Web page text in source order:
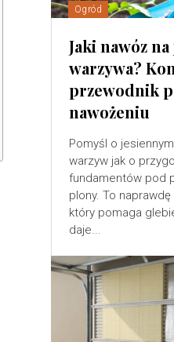
Ogród
Jaki nawóz
warzywa?
przewodnik
nawożeniu
Pomyśl o
warzyw jak o
fundamentów pod
plony. To
który pomaga
daje...